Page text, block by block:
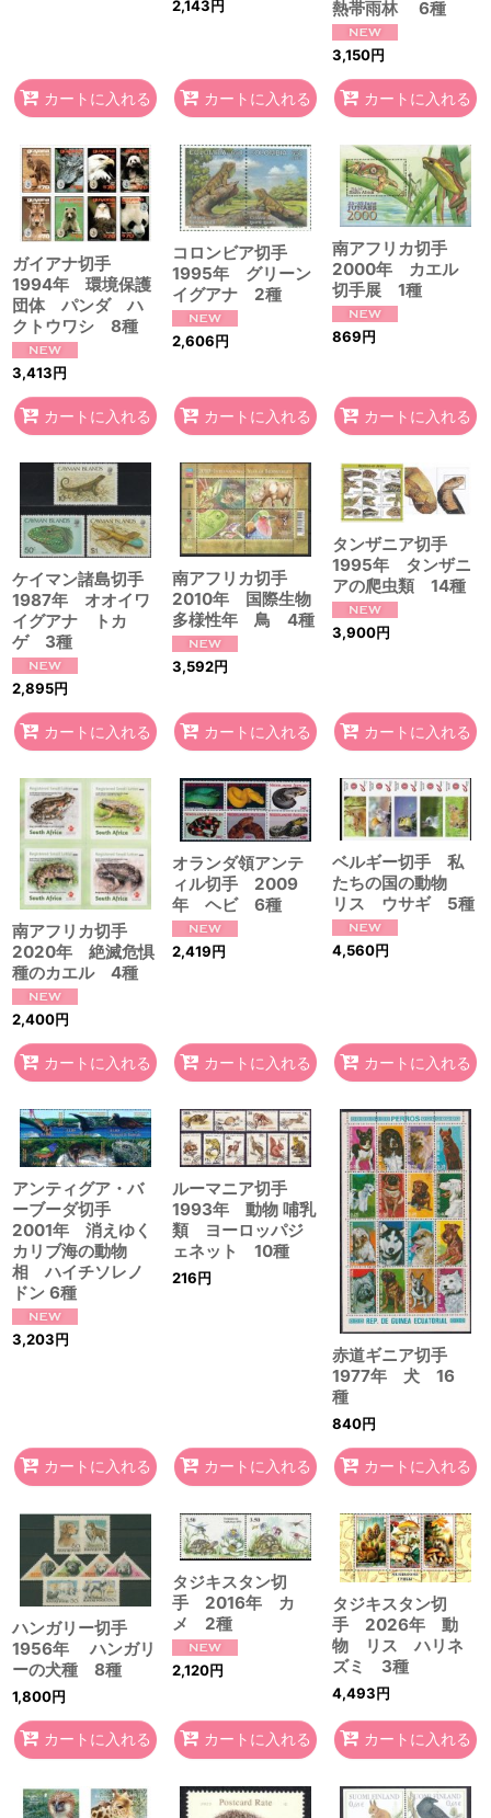
カートに入れる
2,143円
カートに入れる
熱帯雨林 6種
3,150円
カートに入れる
ガイアナ切手
1994年 環境保護
団体 パンダ ハ
クトウワシ 8種
3,413円
カートに入れる
コロンビア切手
1995年 グリーン
イグアナ 2種
2,606円
カートに入れる
南アフリカ切手
2000年 カエル
切手展 1種
869円
カートに入れる
ケイマン諸島切手
1987年 オオイワ
イグアナ トカ
ゲ 3種
2,895円
カートに入れる
南アフリカ切手
2010年 国際生物
多様性年 鳥 4種
3,592円
カートに入れる
タンザニア切手
1995年 タンザニ
アの爬虫類 14種
3,900円
カートに入れる
南アフリカ切手
2020年 絶滅危惧
種のカエル 4種
2,400円
カートに入れる
オランダ領アンテ
ィル切手 2009
年 ヘビ 6種
2,419円
カートに入れる
ベルギー切手 私
たちの国の動物
リス ウサギ 5種
4,560円
カートに入れる
アンティグア・バ
ーブーダ切手
2001年 消えゆく
カリブ海の動物
相 ハイチソレノ
ドン 6種
3,203円
カートに入れる
ルーマニア切手
1993年 動物 哺乳
類 ヨーロッパジ
ェネット 10種
216円
カートに入れる
赤道ギニア切手
1977年 犬 16
種
840円
カートに入れる
ハンガリー切手
1956年 ハンガリ
ーの犬種 8種
1,800円
カートに入れる
タジキスタン切
手 2016年 カ
メ 2種
2,120円
カートに入れる
タジキスタン切
手 2026年 動
物 リス ハリネ
ズミ 3種
4,493円
カートに入れる